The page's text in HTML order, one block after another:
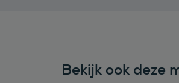
Bekijk ook deze